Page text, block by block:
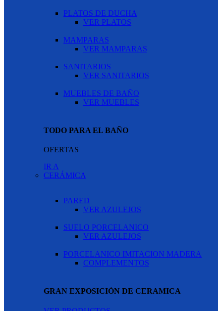
PLATOS DE DUCHA
VER PLATOS
MAMPARAS
VER MAMPARAS
SANITARIOS
VER SANITARIOS
MUEBLES DE BAÑO
VER MUEBLES
TODO PARA EL BAÑO
OFERTAS
IR A
CERÁMICA
PARED
VER AZULEJOS
SUELO PORCELANICO
VER AZULEJOS
PORCELANICO IMITACION MADERA
COMPLEMENTOS
GRAN EXPOSICIÓN DE CERAMICA